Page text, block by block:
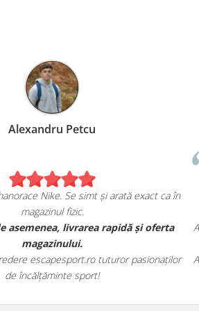
Anghel
de achiziția mea de pe
sneakers JORDAN, și sunt cu
de calitatea lor.
autentic și au avut toate detaliile
mărcii.
Am
Am